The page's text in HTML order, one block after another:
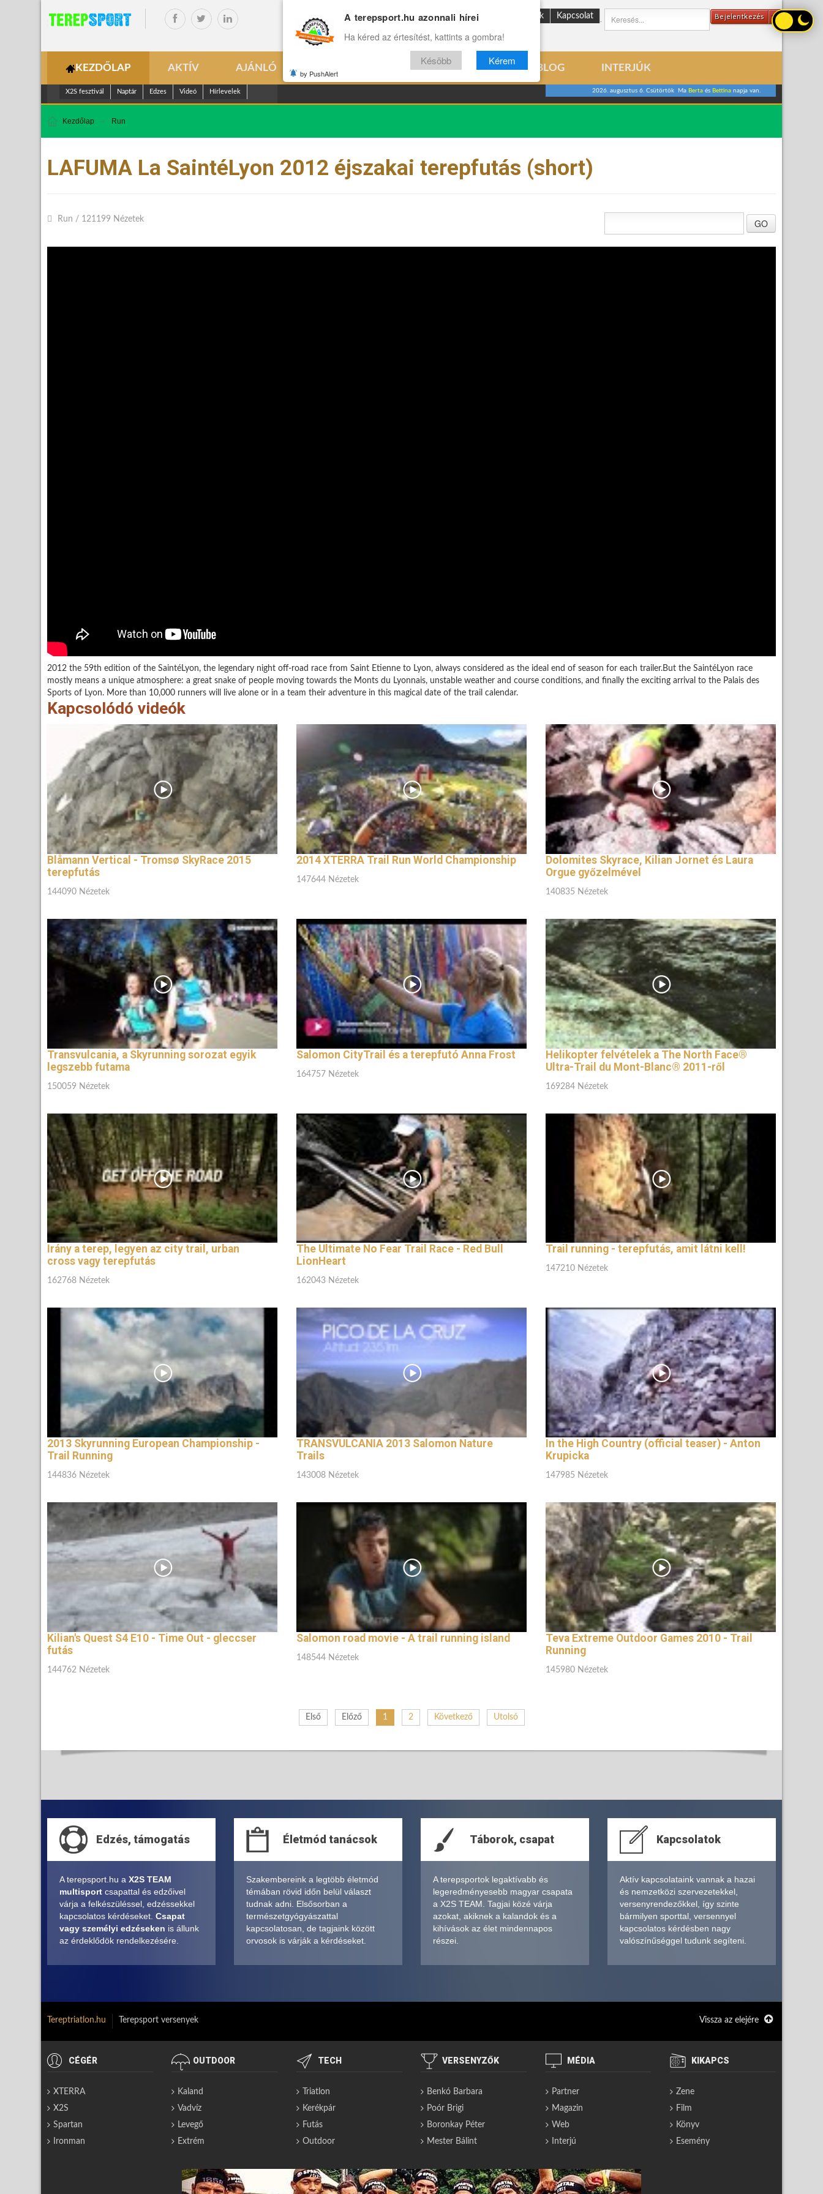
Bejelentkezés
ENG Reviews Archívum Rólunk Kapcsolat
KEZDŐLAP AKTÍV AJÁNLÓ ÉLETMÓD VILÁG BLOG INTERJÚK
X2S fesztivál Naptár Edzes Videó Hírlevelek 2026. augusztus 6. Csütörtök Ma Bertaés Bettinanapja van.
Kezdőlap Run
LAFUMA La SaintéLyon 2012 éjszakai terepfutás (short)
Run / 121199 Nézetek GO
2012 the 59th edition of the SaintéLyon, the legendary night off-road race from Saint Etienne to Lyon, always considered as the ideal end of season for each trailer.But the SaintéLyon race
mostly means a unique atmosphere: a great snake of people moving towards the Monts du Lyonnais, unstable weather and course conditions, and finally the exciting arrival to the Palais des
Sports of Lyon. More than 10,000 runners will live alone or in a team their adventure in this magical date of the trail calendar.
Kapcsolódó videók
Blåmann Vertical - Tromsø SkyRace 2015
terepfutás
144090 Nézetek
2014 XTERRA Trail Run World Championship
147644 Nézetek
Dolomites Skyrace, Kilian Jornet és Laura
Orgue győzelmével
140835 Nézetek
Transvulcania, a Skyrunning sorozat egyik
legszebb futama
150059 Nézetek
Salomon CityTrail és a terepfutó Anna Frost
164757 Nézetek
Helikopter felvételek a The North Face®
Ultra-Trail du Mont-Blanc® 2011-ről
169284 Nézetek
Irány a terep, legyen az city trail, urban
cross vagy terepfutás
162768 Nézetek
The Ultimate No Fear Trail Race - Red Bull
LionHeart
162043 Nézetek
Trail running - terepfutás, amit látni kell!
147210 Nézetek
2013 Skyrunning European Championship -
Trail Running
144836 Nézetek
TRANSVULCANIA 2013 Salomon Nature
Trails
143008 Nézetek
In the High Country (official teaser) - Anton
Krupicka
147985 Nézetek
Kilian's Quest S4 E10 - Time Out - gleccser
futás
144762 Nézetek
Salomon road movie - A trail running island
148544 Nézetek
Teva Extreme Outdoor Games 2010 - Trail
Running
145980 Nézetek
Első Előző 1 2 Következő Utolsó
Edzés, támogatás
A terepsport.hu a X2S TEAM
multisport csapattal és edzőivel
várja a felkészüléssel, edzéssekkel
kapcsolatos kérdéseket. Csapat
vagy személyi edzéseken is állunk
az érdeklődök rendelkezésére.
Életmód tanácsok
Szakembereink a legtöbb életmód
témában rövid időn belül választ
tudnak adni. Elsősorban a
természetgyógyászattal
kapcsolatosan, de tagjaink között
orvosok is várják a kérdéseket.
Táborok, csapat
A terepsportok legaktívabb és
legeredményesebb magyar csapata
a X2S TEAM. Tagjai közé várja
azokat, akiknek a kalandok és a
kihívások az élet mindennapos
részei.
Kapcsolatok
Aktív kapcsolataink vannak a hazai
és nemzetközi szervezetekkel,
versenyrendezőkkel, így szinte
bármilyen sporttal, versennyel
kapcsolatos kérdésben nagy
valószínűséggel tudunk segíteni.
Tereptriatlon.hu Terepsport versenyek Vissza az elejére
CÉGÉR
XTERRA
X2S
Spartan
Ironman
OUTDOOR
Kaland
Vadvíz
Levegő
Extrém
TECH
Triatlon
Kerékpár
Futás
Outdoor
VERSENYZŐK
Benkó Barbara
Poór Brigi
Boronkay Péter
Mester Bálint
MÉDIA
Partner
Magazin
Web
Interjú
KIKAPCS
Zene
Film
Könyv
Esemény
A terepsport.hu azonnali hírei
Ha kéred az értesítést, kattints a gombra!
Késöbb Kérem
by PushAlert